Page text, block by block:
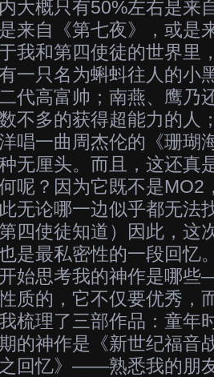
大概只有50%左右是来
来自《第七夜》，或是
我和第四使徒的世界里
一只名为蝌蚪往人的小
代高富帅；南燕、鹰乃
不多的获得超能力的人
唱一曲周杰伦的《珊瑚
无厘头。而且，这还真
呢？因为它既不是MO2
无论哪一边似乎都无法
四使徒知道）因此，这
是最私密性的一段回忆
始思考我的神作是哪
质的，它不仅要优秀，
梳理了三部作品：童年
的神作是《新世纪福音
回忆》——熟悉我的朋